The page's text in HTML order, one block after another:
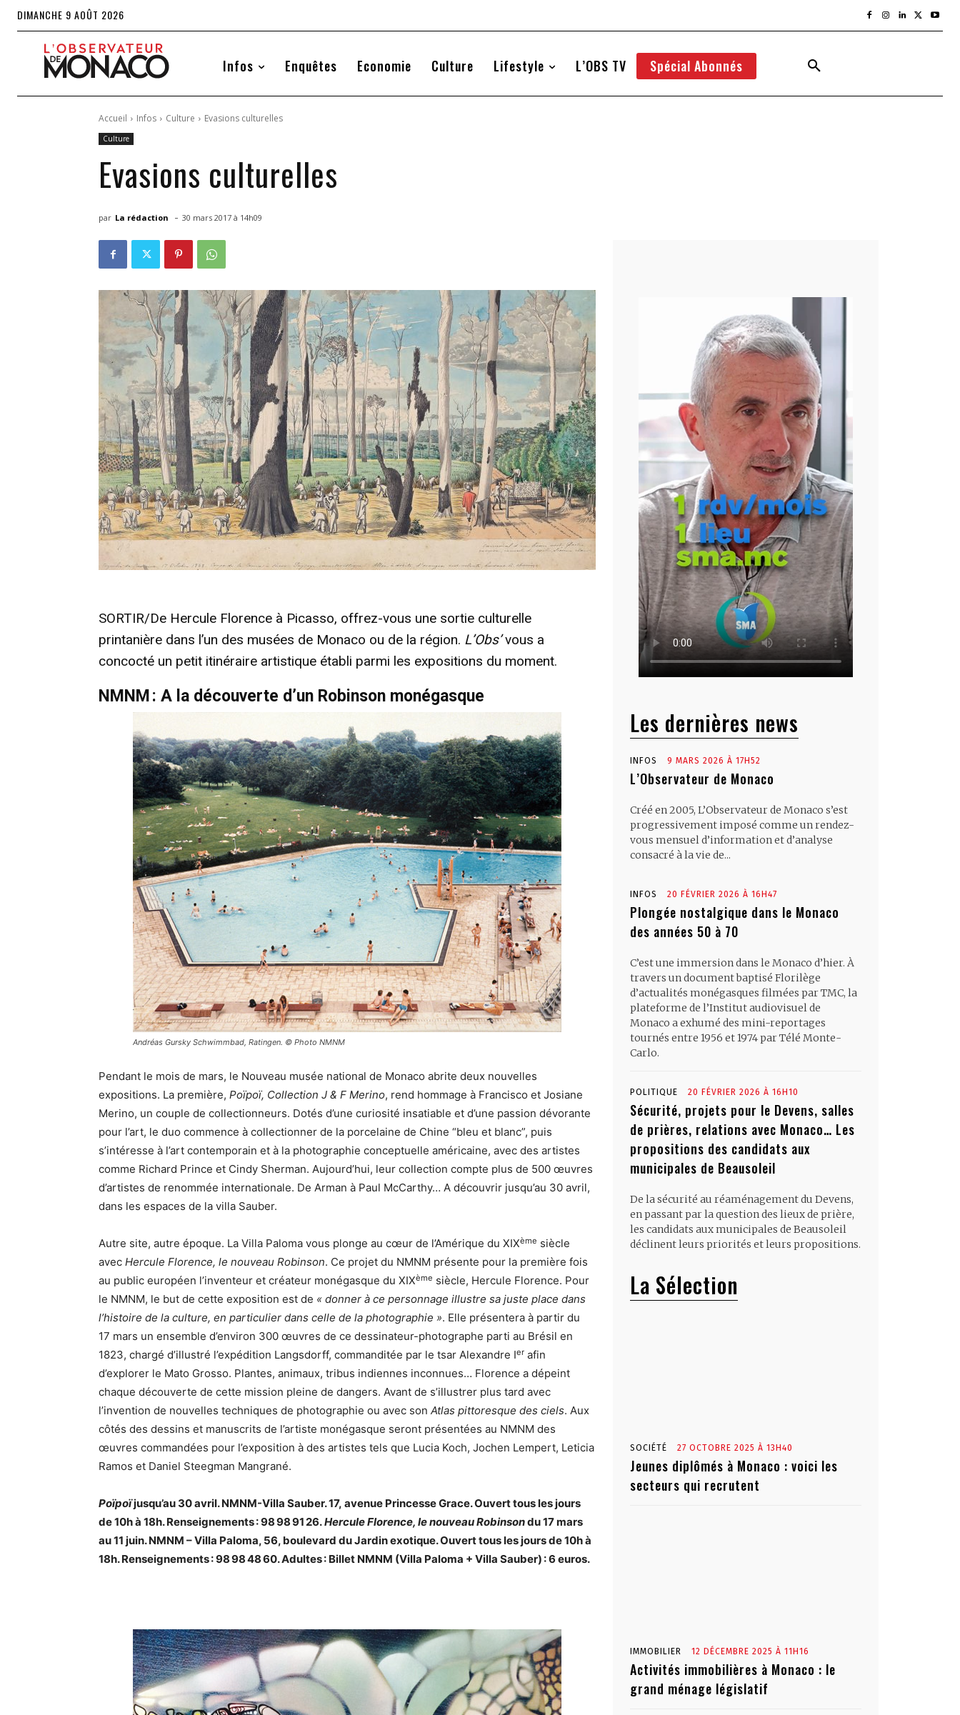
DIMANCHE 9 AOÛT 2026
Infos Enquêtes Economie Culture Lifestyle L’OBS TV Spécial Abonnés
Accueil Infos Culture Evasions culturelles
Culture
Evasions culturelles
par La rédaction - 30 mars 2017 à 14h09
SORTIR/De Hercule Florence à Picasso, offrez-vous une sortie culturelle
printanière dans l’un des musées de Monaco ou de la région. L’Obs’vous a
concocté un petit itinéraire artistique établi parmi les expositions du moment.
NMNM : A la découverte d’un Robinson monégasque
Andréas Gursky Schwimmbad, Ratingen. © Photo NMNM
Pendant le mois de mars, le Nouveau musée national de Monaco abrite deux nouvelles
expositions. La première, Poïpoï, Collection J & F Merino, rend hommage à Francisco et Josiane
Merino, un couple de collectionneurs. Dotés d’une curiosité insatiable et d’une passion dévorante
pour l’art, le duo commence à collectionner de la porcelaine de Chine “bleu et blanc”, puis
s’intéresse à l’art contemporain et à la photographie conceptuelle américaine, avec des artistes
comme Richard Prince et Cindy Sherman. Aujourd’hui, leur collection compte plus de 500 œuvres
d’artistes de renommée internationale. De Arman à Paul McCarthy… A découvrir jusqu’au 30 avril,
dans les espaces de la villa Sauber.
Autre site, autre époque. La Villa Paloma vous plonge au cœur de l’Amérique du XIXème siècle
avec Hercule Florence, le nouveau Robinson. Ce projet du NMNM présente pour la première fois
au public européen l’inventeur et créateur monégasque du XIXème siècle, Hercule Florence. Pour
le NMNM, le but de cette exposition est de « donner à ce personnage illustre sa juste place dans
l’histoire de la culture, en particulier dans celle de la photographie ». Elle présentera à partir du
17 mars un ensemble d’environ 300 œuvres de ce dessinateur-photographe parti au Brésil en
1823, chargé d’illustré l’expédition Langsdorff, commanditée par le tsar Alexandre Ier afin
d’explorer le Mato Grosso. Plantes, animaux, tribus indiennes inconnues… Florence a dépeint
chaque découverte de cette mission pleine de dangers. Avant de s’illustrer plus tard avec
l’invention de nouvelles techniques de photographie ou avec son Atlas pittoresque des ciels. Aux
côtés des dessins et manuscrits de l’artiste monégasque seront présentées au NMNM des
œuvres commandées pour l’exposition à des artistes tels que Lucia Koch, Jochen Lempert, Leticia
Ramos et Daniel Steegman Mangrané.
Poïpoïjusqu’au 30 avril. NMNM-Villa Sauber. 17, avenue Princesse Grace. Ouvert tous les jours
de 10h à 18h. Renseignements : 98 98 91 26.Hercule Florence, le nouveau Robinsondu 17 mars
au 11 juin. NMNM – Villa Paloma, 56, boulevard du Jardin exotique. Ouvert tous les jours de 10h à
18h. Renseignements : 98 98 48 60. Adultes : Billet NMNM (Villa Paloma + Villa Sauber) : 6 euros.
Les dernières news
INFOS 9 MARS 2026 À 17H52
L’Observateur de Monaco
Créé en 2005, L’Observateur de Monaco s’est
progressivement imposé comme un rendez-
vous mensuel d’information et d’analyse
consacré à la vie de...
INFOS 20 FÉVRIER 2026 À 16H47
Plongée nostalgique dans le Monaco
des années 50 à 70
C’est une immersion dans le Monaco d’hier. À
travers un document baptisé Florilège
d’actualités monégasques filmées par TMC, la
plateforme de l’Institut audiovisuel de
Monaco a exhumé des mini-reportages
tournés entre 1956 et 1974 par Télé Monte-
Carlo.
POLITIQUE 20 FÉVRIER 2026 À 16H10
Sécurité, projets pour le Devens, salles
de prières, relations avec Monaco… Les
propositions des candidats aux
municipales de Beausoleil
De la sécurité au réaménagement du Devens,
en passant par la question des lieux de prière,
les candidats aux municipales de Beausoleil
déclinent leurs priorités et leurs propositions.
La Sélection
SOCIÉTÉ 27 OCTOBRE 2025 À 13H40
Jeunes diplômés à Monaco : voici les
secteurs qui recrutent
IMMOBILIER 12 DÉCEMBRE 2025 À 11H16
Activités immobilières à Monaco : le
grand ménage législatif